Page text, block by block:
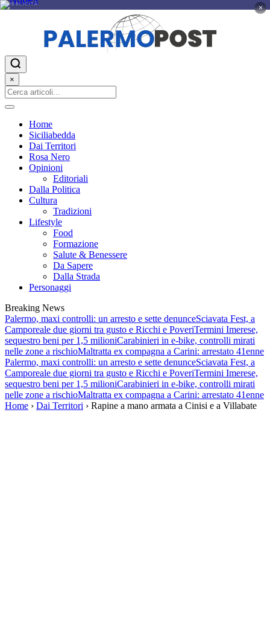
PUBBLICITÀ ×
×
Home
Siciliabedda
Dai Territori
Rosa Nero
Opinioni
Editoriali
Dalla Politica
Cultura
Tradizioni
Lifestyle
Food
Formazione
Salute & Benessere
Da Sapere
Dalla Strada
Personaggi
Breaking News
Palermo, maxi controlli: un arresto e sette denunceSciavata Fest, a
Camporeale due giorni tra gusto e Ricchi e PoveriTermini Imerese,
sequestro beni per 1,5 milioniCarabinieri in e-bike, controlli mirati
nelle zone a rischioMaltratta ex compagna a Carini: arrestato 41enne
Palermo, maxi controlli: un arresto e sette denunceSciavata Fest, a
Camporeale due giorni tra gusto e Ricchi e PoveriTermini Imerese,
sequestro beni per 1,5 milioniCarabinieri in e-bike, controlli mirati
nelle zone a rischioMaltratta ex compagna a Carini: arrestato 41enne
Home › Dai Territori › Rapine a mano armata a Cinisi e a Villabate